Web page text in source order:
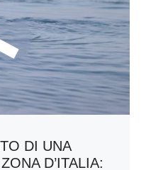
DI UNA
D’ITALIA: